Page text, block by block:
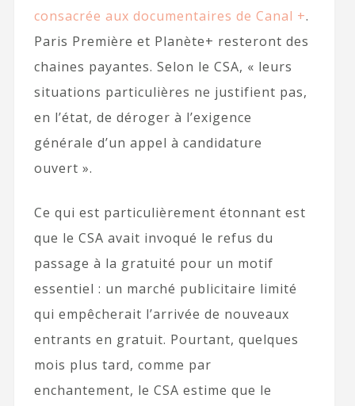
consacrée aux documentaires de Canal +.
Paris Première et Planète+ resteront des
chaines payantes. Selon le CSA, « leurs
situations particulières ne justifient pas,
en l’état, de déroger à l’exigence
générale d’un appel à candidature
ouvert ».
Ce qui est particulièrement étonnant est
que le CSA avait invoqué le refus du
passage à la gratuité pour un motif
essentiel : un marché publicitaire limité
qui empêcherait l’arrivée de nouveaux
entrants en gratuit. Pourtant, quelques
mois plus tard, comme par
enchantement, le CSA estime que le